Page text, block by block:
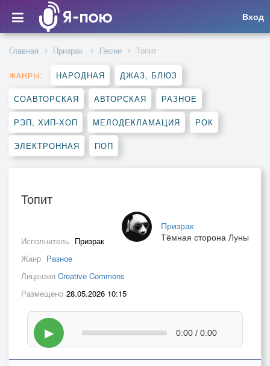
Вход
Главная Призрак Песни Топит
ЖАНРЫ: НАРОДНАЯ ДЖАЗ, БЛЮЗ
СОАВТОРСКАЯ АВТОРСКАЯ РАЗНОЕ
РЭП, ХИП-ХОП МЕЛОДЕКЛАМАЦИЯ РОК
ЭЛЕКТРОННАЯ ПОП
Топит
Призрак
Тёмная сторона Луны
Исполнитель Призрак
Жанр Разное
Лицензия Creative Commons
Размещено 28.05.2026 10:15
▶ 0:00 / 0:00